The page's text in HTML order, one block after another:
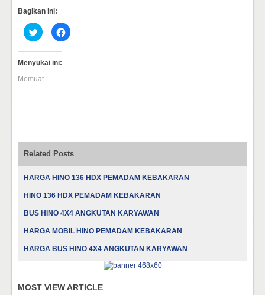
Bagikan ini:
Klik
untuk
berbagi
pada
Twitter(Membuka
di
yang
Klik
untuk
Menyukai ini:
Memuat...
Related Posts
HARGA HINO 136 HDX PEMADAM KEBAKARAN
HINO 136 HDX PEMADAM KEBAKARAN
BUS HINO 4X4 ANGKUTAN KARYAWAN
HARGA MOBIL HINO PEMADAM KEBAKARAN
HARGA BUS HINO 4X4 ANGKUTAN KARYAWAN
MOST VIEW ARTICLE